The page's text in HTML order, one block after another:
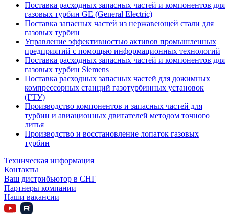
Поставка расходных запасных частей и компонентов для
газовых турбин GE (General Electric)
Поставка запасных частей из нержавеющей стали для
газовых турбин
Управление эффективностью активов промышленных
предприятий с помощью информационных технологий
Поставка расходных запасных частей и компонентов для
газовых турбин Siemens
Поставка расходных запасных частей для дожимных
компрессорных станций газотурбинных установок
(ГТУ)
Производство компонентов и запасных частей для
турбин и авиационных двигателей методом точного
литья
Производство и восстановление лопаток газовых
турбин
Техническая информация
Контакты
Ваш дистрибьютор в СНГ
Партнеры компании
Наши вакансии